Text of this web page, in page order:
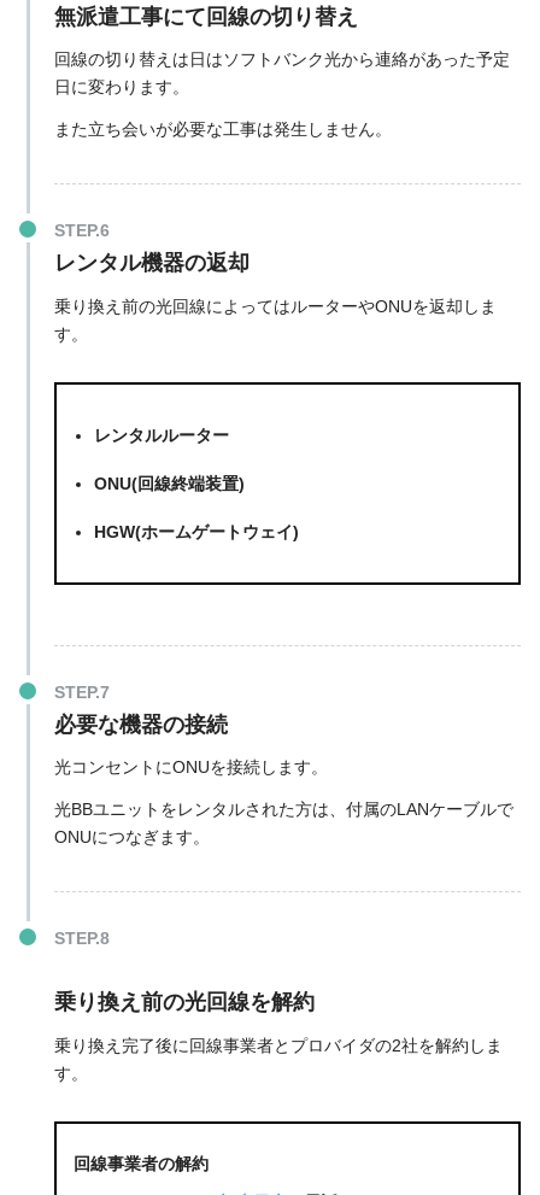
無派遣工事にて回線の切り替え
回線の切り替えは日はソフトバンク光から連絡があった予定
日に変わります。
また立ち会いが必要な工事は発生しません。
レンタル機器の返却
乗り換え前の光回線によってはルーターやONUを返却しま
す。
レンタルルーター
ONU(回線終端装置)
HGW(ホームゲートウェイ)
必要な機器の接続
光コンセントにONUを接続します。
光BBユニットをレンタルされた方は、付属のLANケーブルで
ONUにつなぎます。
乗り換え前の光回線を解約
乗り換え完了後に回線事業者とプロバイダの2社を解約しま
す。
回線事業者の解約